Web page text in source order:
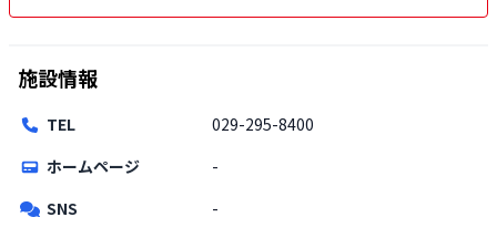
施設情報
TEL
029-295-8400
ホームページ
-
SNS
-